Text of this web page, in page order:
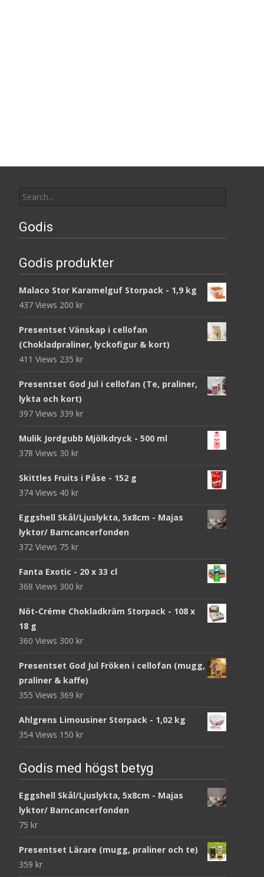
for:
Godis
Godis produkter
Malaco Stor Karamelguf Storpack - 1,9 kg
437 Views 200 kr
Presentset Vänskap i cellofan
(Chokladpraliner, lyckofigur & kort)
411 Views 235 kr
Presentset God Jul i cellofan (Te, praliner,
lykta och kort)
397 Views 339 kr
Mulik Jordgubb Mjölkdryck - 500 ml
378 Views 30 kr
Skittles Fruits i Påse - 152 g
374 Views 40 kr
Eggshell Skål/Ljuslykta, 5x8cm - Majas
lyktor/ Barncancerfonden
372 Views 75 kr
Fanta Exotic - 20 x 33 cl
368 Views 300 kr
Nöt-Créme Chokladkräm Storpack - 108 x
18 g
360 Views 300 kr
Presentset God Jul Fröken i cellofan (mugg,
praliner & kaffe)
355 Views 369 kr
Ahlgrens Limousiner Storpack - 1,02 kg
354 Views 150 kr
Godis med högst betyg
Eggshell Skål/Ljuslykta, 5x8cm - Majas
lyktor/ Barncancerfonden
75 kr
Presentset Lärare (mugg, praliner och te)
359 kr